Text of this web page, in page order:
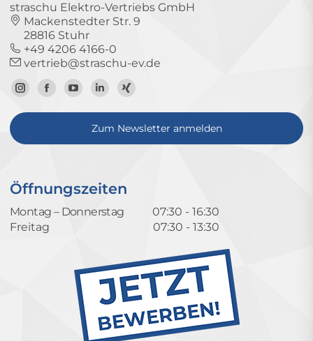
straschu Elektro-Vertriebs GmbH
Mackenstedter Str. 9
28816 Stuhr
+49 4206 4166-0
vertrieb@straschu-ev.de
Zum
Instagram-
Zur
Facebook-
Zum
YouTube-
Kanal
Zum
LinkedIn-
Profil
Zum
Xing-
Profil
Zum Newsletter anmelden
Öffnungszeiten
Montag – Donnerstag
07:30 - 16:30
Freitag
07:30 - 13:30